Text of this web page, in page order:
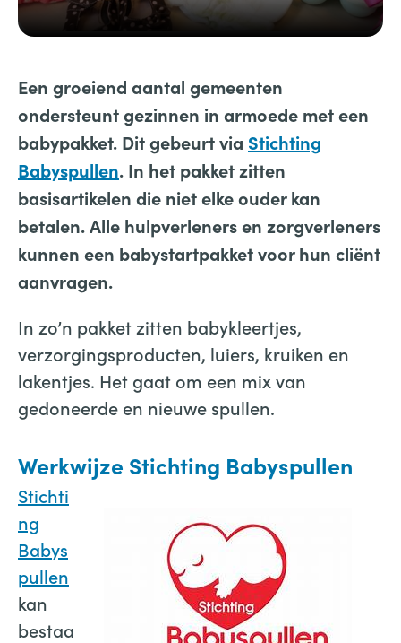
Een groeiend aantal gemeenten
ondersteunt gezinnen in armoede met een
babypakket. Dit gebeurt via Stichting
Babyspullen. In het pakket zitten
basisartikelen die niet elke ouder kan
betalen.Alle hulpverleners en zorgverleners
kunnen een babystartpakket voor hun cliënt
aanvragen.
In zo’n pakket zitten babykleertjes,
verzorgingsproducten, luiers, kruiken en
lakentjes. Het gaat om een mix van
gedoneerde en nieuwe spullen.
Werkwijze Stichting Babyspullen
Stichti
ng
Babys
pullen
kan
bestaa